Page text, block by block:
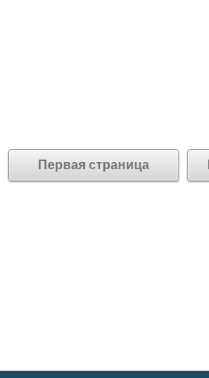
Первая страница